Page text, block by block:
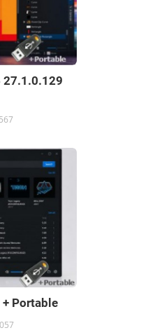
27.1.0.129
Portable